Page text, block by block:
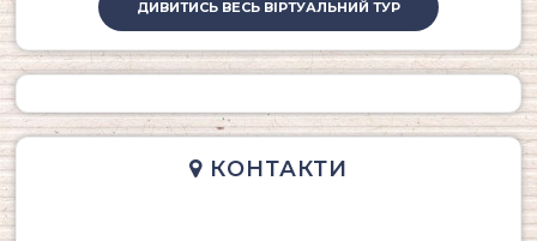
ДИВИТИСЬ ВЕСЬ ВІРТУАЛЬНИЙ ТУР
КОНТАКТИ